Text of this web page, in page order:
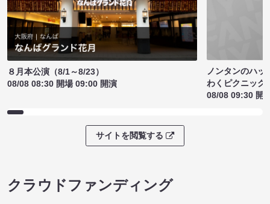
８月本公演（8/1～8/23）
08/08 08:30 開場 09:00 開演
ノンタンのハッ
わくピクニック
08/08 09:30 開
サイトを閲覧する
クラウドファンディング